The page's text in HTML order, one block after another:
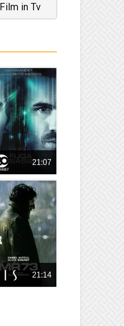
Film in Tv
21:07
21:14